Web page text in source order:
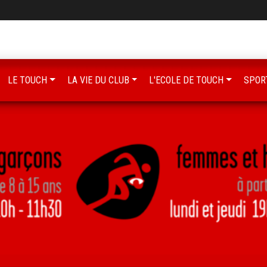
LE TOUCH LA VIE DU CLUB L'ECOLE DE TOUCH